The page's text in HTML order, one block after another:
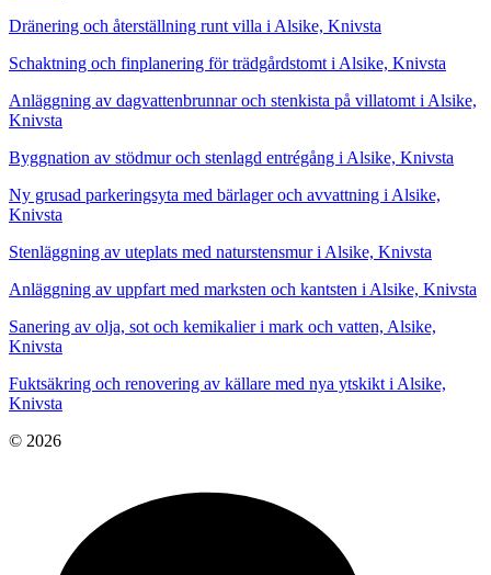
Dränering och återställning runt villa i Alsike, Knivsta
Schaktning och finplanering för trädgårdstomt i Alsike, Knivsta
Anläggning av dagvattenbrunnar och stenkista på villatomt i Alsike,
Knivsta
Byggnation av stödmur och stenlagd entrégång i Alsike, Knivsta
Ny grusad parkeringsyta med bärlager och avvattning i Alsike,
Knivsta
Stenläggning av uteplats med naturstensmur i Alsike, Knivsta
Anläggning av uppfart med marksten och kantsten i Alsike, Knivsta
Sanering av olja, sot och kemikalier i mark och vatten, Alsike,
Knivsta
Fuktsäkring och renovering av källare med nya ytskikt i Alsike,
Knivsta
© 2026